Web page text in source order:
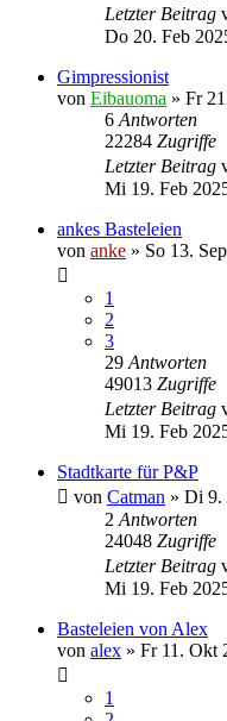
Letzter Beitrag
Do 20. Feb
Gimpressionist
von Eibauoma » Fr
6 Antworten
22284 Zugriffe
Letzter Beitrag
Mi 19. Feb
ankes Basteleien
von anke » So 13.
1
2
3
29 Antworten
49013 Zugriffe
Letzter Beitrag
Mi 19. Feb
Stadtkarte für P&P
von Catman » Di 9.
2 Antworten
24048 Zugriffe
Letzter Beitrag
Mi 19. Feb
Basteleien von Alex
von alex » Fr 11. Okt
1